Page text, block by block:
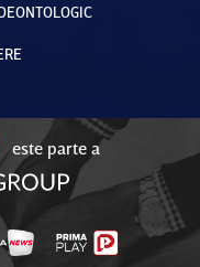
este parte a